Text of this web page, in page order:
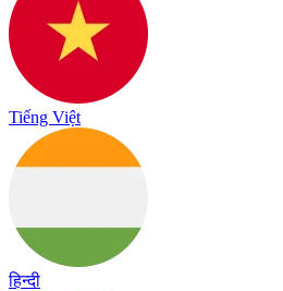
Tiếng Việt
हिन्दी